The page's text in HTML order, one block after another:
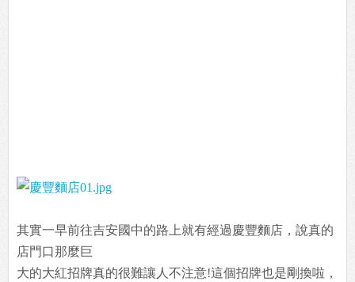
其實一早前往吉安國中的路上就有經過慶豐麵店，說真的
店門口那麼巨
大的大紅招牌真的很難讓人不注意!這個招牌也是剛換啦，